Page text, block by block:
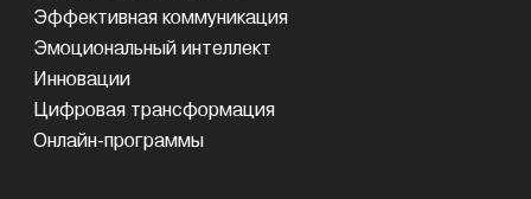
Эффективная коммуникация
Эмоциональный интеллект
Инновации
Цифровая трансформация
Онлайн-программы